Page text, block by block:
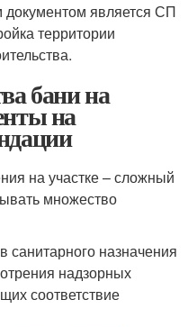
является СП
территории
бани на
на
на участке – сложный
множество
санитарного назначения
надзорных
соответствие